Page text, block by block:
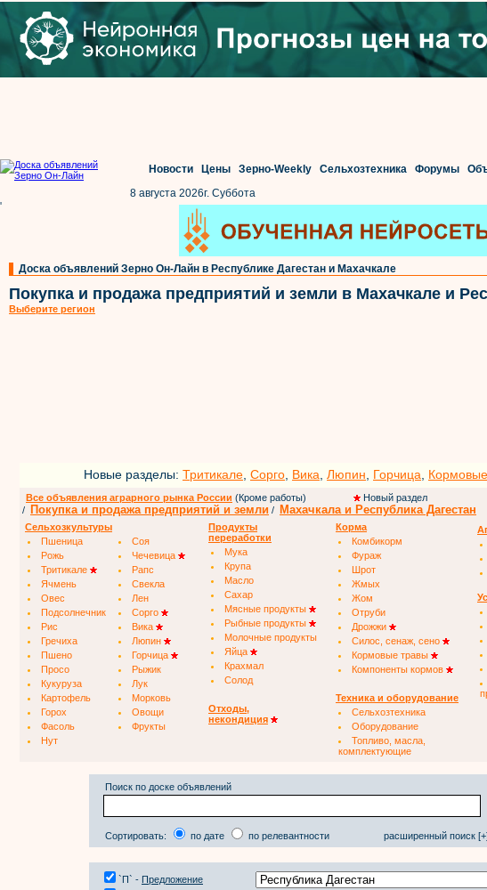
Новости Цены Зерно-Weekly Сельхозтехника Форумы
8 августа 2026г. Суббота
'
Доска объявлений Зерно Он-Лайн в Республике Дагестан и Махачкале
Покупка и продажа предприятий и земли в Махачкале и
Выберите регион
Новые разделы: Тритикале Сорго Вика Люпин Горчица
Все объявления аграрного рынка России (Кроме работы) Новый раздел
/
Покупка и продажа предприятий и земли / Махачкала и Республика Дагестан
Сельхозкультуры
Пшеница
Соя
Рожь
Чечевица
Тритикале
Рапс
Ячмень
Свекла
Овес
Лен
Подсолнечник
Сорго
Рис
Вика
Гречиха
Люпин
Пшено
Горчица
Просо
Рыжик
Кукуруза
Лук
Картофель
Морковь
Горох
Овощи
Фасоль
Фрукты
Нут
Продукты
переработки
Мука
Крупа
Масло
Сахар
Мясные продукты
Рыбные продукты
Молочные продукты
Яйца
Крахмал
Солод
Отходы,
некондиция
Корма
Комбикорм
Фураж
Шрот
Жмых
Жом
Отруби
Дрожжи
Силос, сенаж, сено
Кормовые травы
Компоненты кормов
Техника и оборудование
Сельхозтехника
Оборудование
Топливо, масла,
комплектующие
Поиск по доске объявлений
Сортировать: по дате по релевантности расширенный поиск
`П` - Предложение